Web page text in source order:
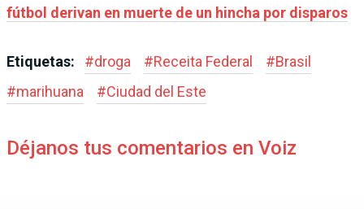
fútbol derivan en muerte de un hincha por disparos
Etiquetas: #droga #Receita Federal #Brasil
#marihuana #Ciudad del Este
Déjanos tus comentarios en Voiz